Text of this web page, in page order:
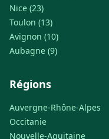
Nice (23)
Toulon (13)
Avignon (10)
Aubagne (9)
Régions
Auvergne-Rhône-Alpes
Occitanie
Nouvelle-Aquitaine